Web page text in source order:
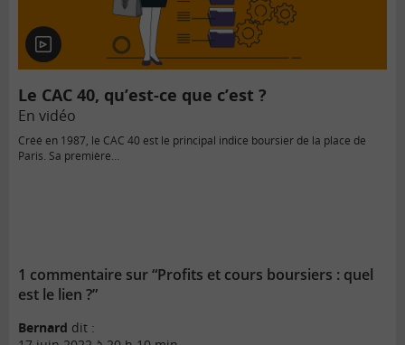
En
vidéo
Le CAC 40, qu’est-ce que c’est ?
En vidéo
Créé en 1987, le CAC 40 est le principal indice boursier de la place de
Paris. Sa première…
1 commentaire sur “Profits et cours boursiers : quel
est le lien ?”
Bernard dit :